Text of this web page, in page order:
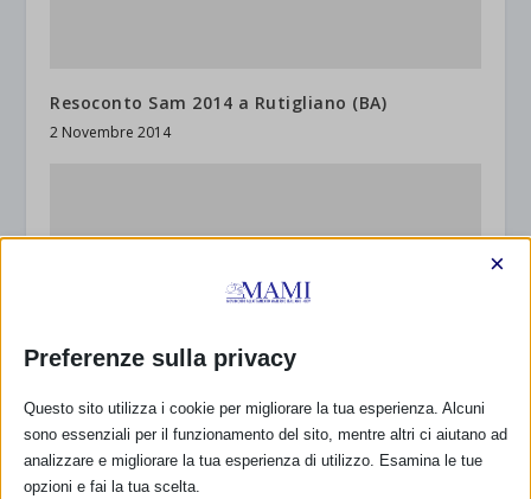
Resoconto Sam 2014 a Rutigliano (BA)
2 Novembre 2014
Resoconto Sam 2014 a Torino
19 Febbraio 2015
Preferenze sulla privacy
×
Questo sito utilizza i cookie per migliorare la tua esperienza. Alcuni
sono essenziali per il funzionamento del sito, mentre altri ci aiutano ad
analizzare e migliorare la tua esperienza di utilizzo. Esamina le tue
opzioni e fai la tua scelta.